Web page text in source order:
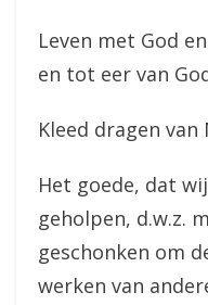
Leven met God
en tot eer van
Kleed dragen van
Het goede, dat
geholpen, d.w.z.
geschonken om
werken van